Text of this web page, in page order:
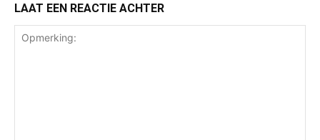
LAAT EEN REACTIE ACHTER